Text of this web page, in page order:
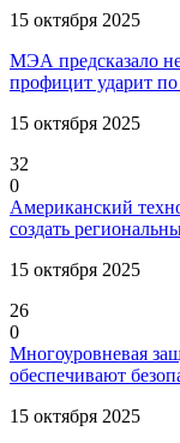
15 октября 2025
МЭА предсказало
профицит ударит
15 октября 2025
32
0
Американский
создать
15 октября 2025
26
0
Многоуровневая
обеспечивают
15 октября 2025